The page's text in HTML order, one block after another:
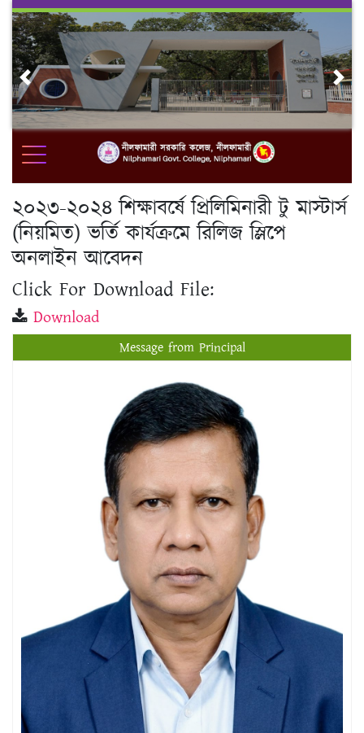
Skip
content
Previous
২০২৩-২০২৪ শিক্ষাবর্ষে প্রিলিমিনারী টু মাস্টার্স
(নিয়মিত) ভর্তি কার্যক্রমে রিলিজ স্লিপে
অনলাইন আবেদন
Click For Download File:
Download
Message from Principal